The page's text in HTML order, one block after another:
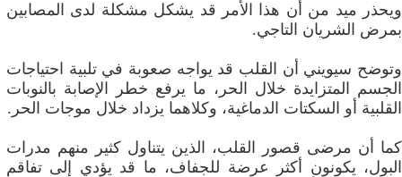
ويحذر ميد من أن هذا الأمر قد يشكل مشكلة لدى المصابين
بمرض الشريان التاجي.
وتوضح سيويني أن القلب قد يواجه صعوبة في تلبية احتياجات
الجسم المتزايدة خلال الحر، ما يرفع خطر الإصابة بالنوبات
القلبية أو السكتات الدماغية، وكلاهما يزداد خلال موجات الحر.
كما أن مرضى قصور القلب، الذين يتناول كثير منهم مدرات
البول، يكونون أكثر عرضة للجفاف، ما قد يؤدي إلى تفاقم